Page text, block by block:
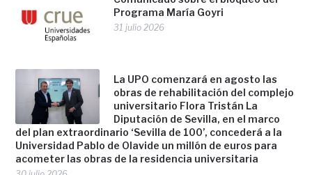
Programa María Goyri
31 julio 2026
La UPO comenzará en agosto las
obras de rehabilitación del complejo
universitario Flora Tristán La
Diputación de Sevilla, en el marco
del plan extraordinario ‘Sevilla de 100’, concederá a la
Universidad Pablo de Olavide un millón de euros para
acometer las obras de la residencia universitaria